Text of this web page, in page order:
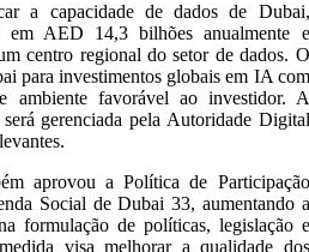
a capacidade de dados de Dubai,
em AED 14,3 bilhões anualmente e
centro regional do setor de dados. O
para investimentos globais em IA com
ambiente favorável ao investidor. A
gerenciada pela Autoridade Digital
aprovou a Política de Participação
Social de Dubai 33, aumentando a
formulação de políticas, legislação e
visa melhorar a qualidade dos